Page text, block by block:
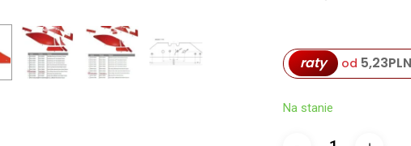
raty od 5,23PLN
Na stanie